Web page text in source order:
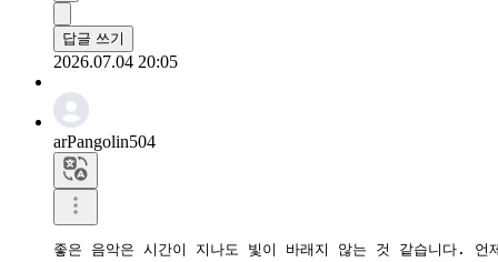
답글 쓰기
2026.07.04 20:05
arPangolin504
좋은 음악은 시간이 지나도 빛이 바래지 않는 것 같습니다. 언